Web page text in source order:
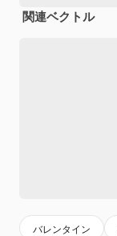
関連ベクトル
バレンタイン